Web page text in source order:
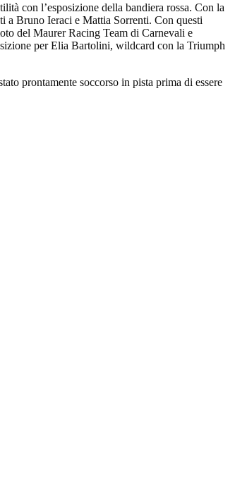
con l’esposizione della bandiera rossa. Con la
a Bruno Ieraci e Mattia Sorrenti. Con questi
del Maurer Racing Team di Carnevali e
per Elia Bartolini, wildcard con la Triumph
prontamente soccorso in pista prima di essere